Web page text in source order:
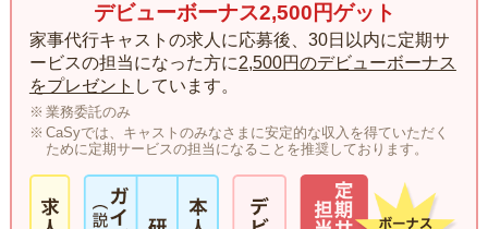
デビューボーナス2,500円ゲット
家事代行キャストの求人に応募後、30日以内に定期サ
ービスの担当になった方に2,500円のデビューボーナス
をプレゼント しています。
業務委託のみ
CaSyでは、キャストのみなさまに安定的な収入を得ていただく
ために定期サービスの担当になることを推奨しております。